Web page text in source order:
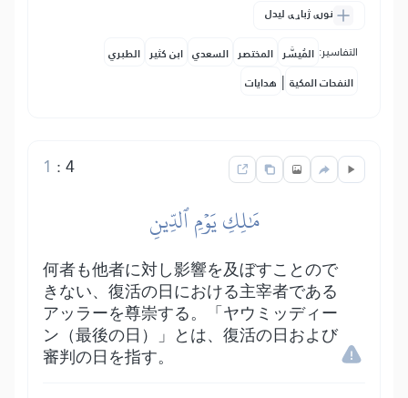
نورې ژباړې لیدل
التفاسير: المُيسَّر المختصر السعدي ابن كثير الطبري
النفحات المكية | هدايات
4
:
1
مَٰلِكِ يَوۡمِ ٱلدِّينِ
何者も他者に対し影響を及ぼすことので
きない、復活の日における主宰者である
アッラーを尊崇する。「ヤウミッディー
ン（最後の日）」とは、復活の日および
審判の日を指す。